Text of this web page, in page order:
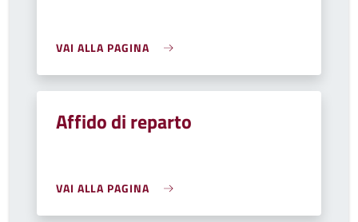
VAI ALLA PAGINA
Affido di reparto
VAI ALLA PAGINA